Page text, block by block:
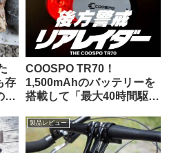
存
自
COOSPO TR70！
1,500mAhのバッテリーを
搭載して「最大40時間駆
ダーが爆誕！！【クーポン
あります】
製品レビュー